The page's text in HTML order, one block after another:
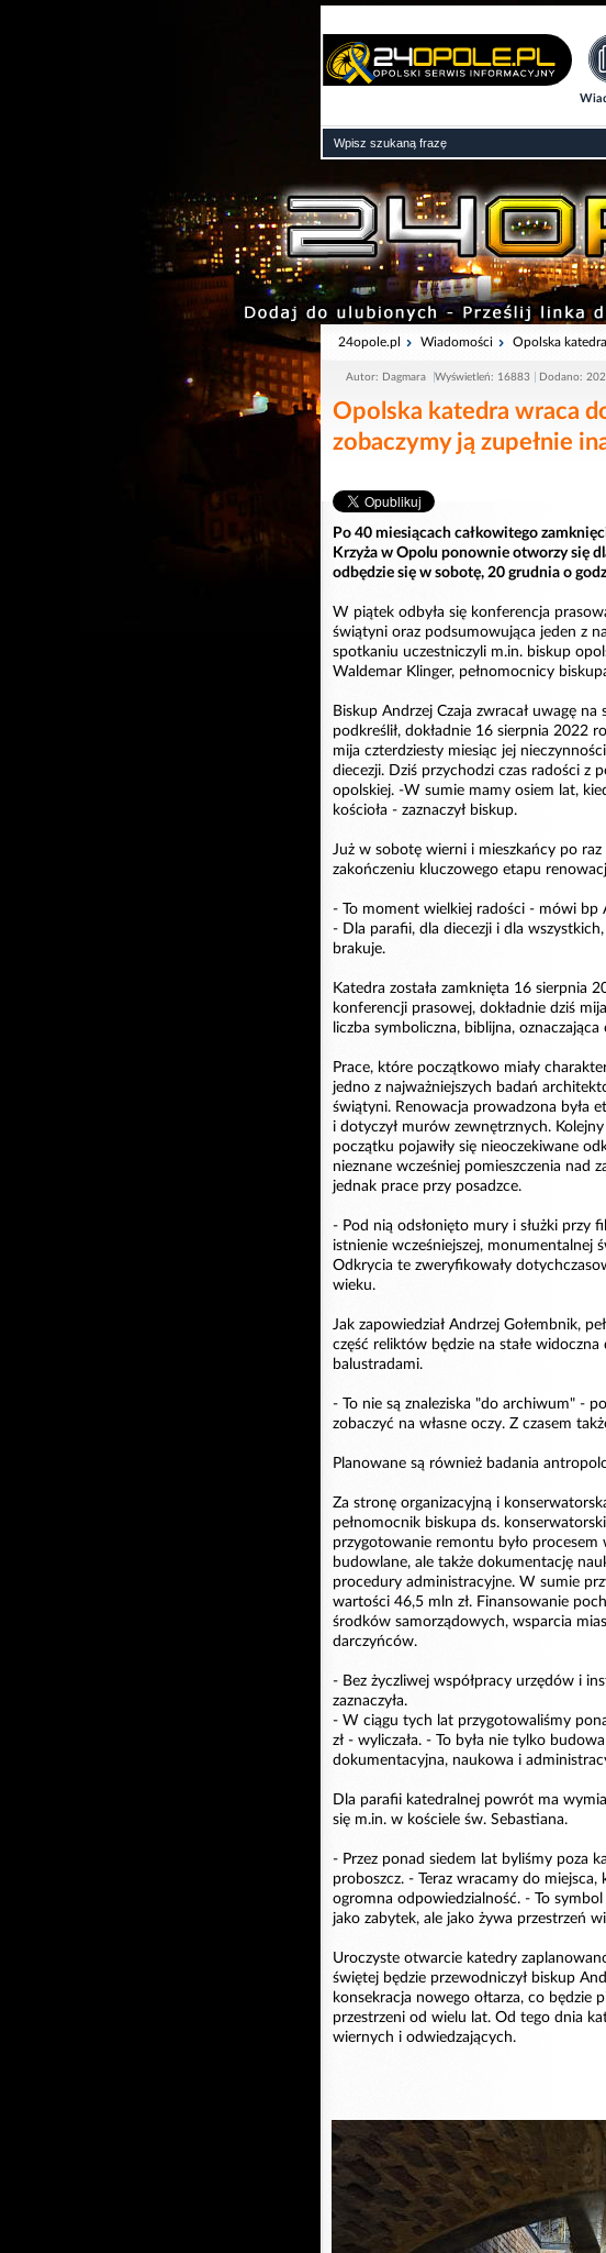
24opole.pl Wiadomości Opolska
Autor: Dagmara Wyświetleń: 16883 Dodano:
Opolska katedra wraca
zobaczymy ją zupełnie
Po 40 miesiącach całkowitego
Krzyża w Opolu ponownie otworzy się
odbędzie się w sobotę, 20 grudnia o
W piątek odbyła się konferencja
świątyni oraz podsumowująca jeden z
spotkaniu uczestniczyli m.in. biskup
Waldemar Klinger, pełnomocnicy
Biskup Andrzej Czaja zwracał uwagę
podkreślił, dokładnie 16 sierpnia 2022
mija czterdziesty miesiąc jej
diecezji. Dziś przychodzi czas radości z
opolskiej. -W sumie mamy osiem lat,
kościoła - zaznaczył biskup.
Już w sobotę wierni i mieszkańcy po
zakończeniu kluczowego etapu
- To moment wielkiej radości - mówi bp
- Dla parafii, dla diecezji i dla
brakuje.
Katedra została zamknięta 16 sierpnia
konferencji prasowej, dokładnie dziś
liczba symboliczna, biblijna, oznaczająca
Prace, które początkowo miały
jedno z najważniejszych badań
świątyni. Renowacja prowadzona była
i dotyczył murów zewnętrznych.
początku pojawiły się nieoczekiwane
nieznane wcześniej pomieszczenia nad
jednak prace przy posadzce.
- Pod nią odsłonięto mury i służki przy
istnienie wcześniejszej, monumentalnej
Odkrycia te zweryfikowały
wieku.
Jak zapowiedział Andrzej Gołembnik,
część reliktów będzie na stałe
balustradami.
- To nie są znaleziska "do archiwum" -
zobaczyć na własne oczy. Z czasem
Planowane są również badania
Za stronę organizacyjną i
pełnomocnik biskupa ds.
przygotowanie remontu było
budowlane, ale także dokumentację
procedury administracyjne. W sumie
wartości 46,5 mln zł. Finansowanie
środków samorządowych, wsparcia
darczyńców.
- Bez życzliwej współpracy urzędów i
zaznaczyła.
- W ciągu tych lat przygotowaliśmy
zł - wyliczała. - To była nie tylko
dokumentacyjna, naukowa i
Dla parafii katedralnej powrót ma
się m.in. w kościele św. Sebastiana.
- Przez ponad siedem lat byliśmy poza
proboszcz. - Teraz wracamy do
ogromna odpowiedzialność. - To
jako zabytek, ale jako żywa przestrzeń
Uroczyste otwarcie katedry
świętej będzie przewodniczył biskup
konsekracja nowego ołtarza, co będzie
przestrzeni od wielu lat. Od tego dnia
wiernych i odwiedzających.